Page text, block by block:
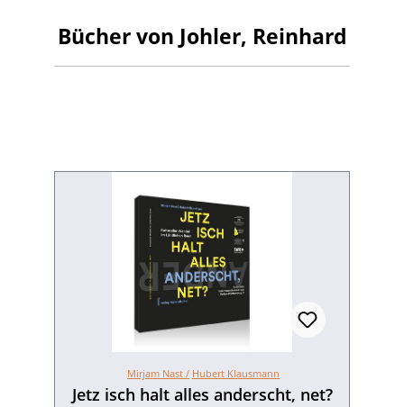
Bücher von Johler, Reinhard
Mirjam Nast / Hubert Klausmann
Jetz isch halt alles anderscht, net?